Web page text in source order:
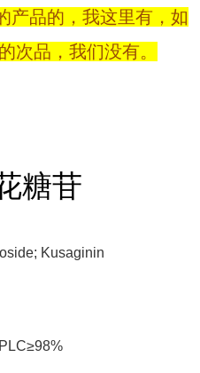
产品的，我这里有，如
次品，我们没有。
糖苷
Kusaginin